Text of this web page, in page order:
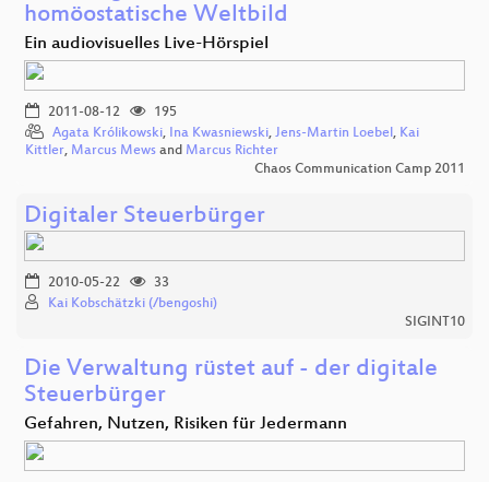
homöostatische Weltbild
Ein audiovisuelles Live-Hörspiel
2011-08-12
195
Agata Królikowski, Ina Kwasniewski, Jens-Martin Loebel , Kai
Kittler, Marcus Mews and Marcus Richter
Chaos Communication Camp 2011
Digitaler Steuerbürger
2010-05-22
33
Kai Kobschätzki (/bengoshi)
SIGINT10
Die Verwaltung rüstet auf - der digitale
Steuerbürger
Gefahren, Nutzen, Risiken für Jedermann